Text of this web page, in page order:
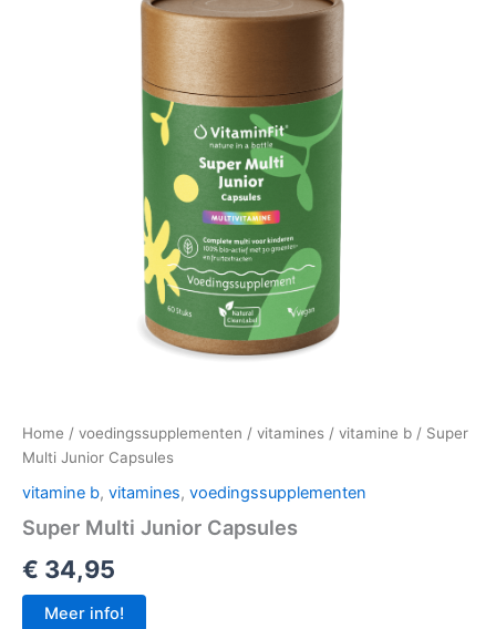
Home / voedingssupplementen / vitamines / vitamine b / Super
Multi Junior Capsules
vitamine b, vitamines, voedingssupplementen
Super Multi Junior Capsules
€ 34,95
Meer info!